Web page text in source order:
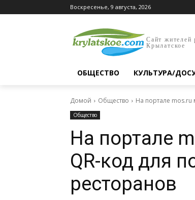
Воскресенье, 9 августа, 2026
Сайт жителей
Крылатское
ОБЩЕСТВО КУЛЬТУРА/
Домой Общество На портале mos.ru
Общество
На портале
QR-код для
ресторанов